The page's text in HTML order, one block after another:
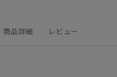
商品詳細 レビュー